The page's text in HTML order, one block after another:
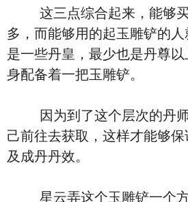
这三点综合起来，能够买
多，而能够用的起玉雕铲的
是一些丹皇，最少也是丹尊
身配备着一把玉雕铲。
因为到了这个层次的丹师
己前往去获取，这样才能够
及成丹丹效。
星云弄这个玉雕铲一个方